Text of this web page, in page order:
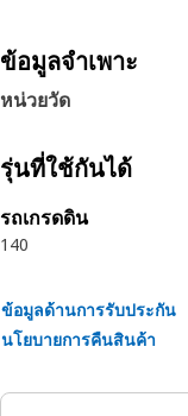
Caterpillar for high
range from 2500 to
(Enhanced Spiral)
Cat hoses also work
tighter routing in a
ข้อมูลจำเพาะ
หน่วยวัด
รุ่นที่ใช้กันได้
รถเกรดดิน
140
ข้อมูลด้านการรับประกัน
นโยบายการคืนสินค้า